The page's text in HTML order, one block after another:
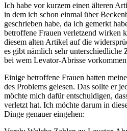
Ich habe vor kurzem einen älteren
in dem ich schon einmal über
geschrieben habe, da ich gemerkt
betroffene Frauen verletzend wirken
diesem alten Artikel auf die
es gibt nämlich sehr unterschiedliche
bei wem Levator-Abrisse
Einige betroffene Frauen hatten
des Problems gelesen. Das sollte er
möchte mich dafür entschuldigen,
verletzt hat. Ich möchte darum in
Dinge genauer eingehen: